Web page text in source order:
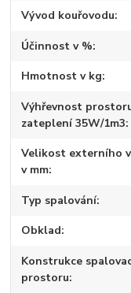
Vývod kouřovodu
Účinnost v %
Hmotnost v kg
Výhřevnost
zateplení 35W/1m3
Velikost externího
v mm
Typ spalování
Obklad
Konstrukce
prostoru